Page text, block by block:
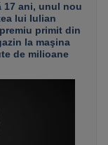
17 ani, unul nou
lui Iulian
primit din
la maşina
de milioane